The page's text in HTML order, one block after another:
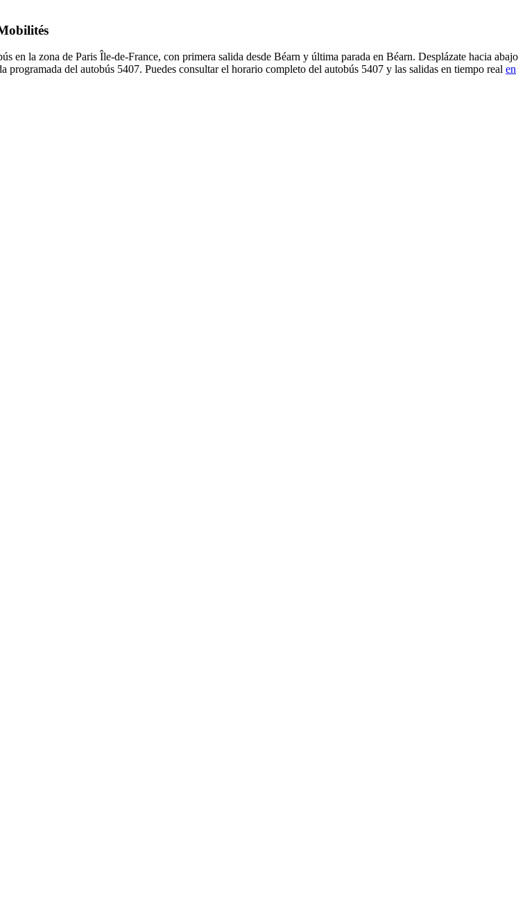
en la zona de Paris Île-de-France, con primera salida desde Béarn y última parada en Béarn. Desplázate hacia abajo
del autobús 5407. Puedes consultar el horario completo del autobús 5407 y las salidas en tiempo real en